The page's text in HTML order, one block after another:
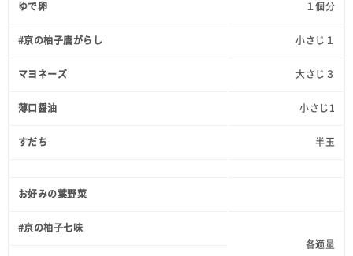
ゆで卵 １個分
#京の柚子唐がらし 小さじ１
マヨネーズ 大さじ３
薄口醤油 小さじ1
すだち 半玉
お好みの葉野菜
#京の柚子七味
各適量